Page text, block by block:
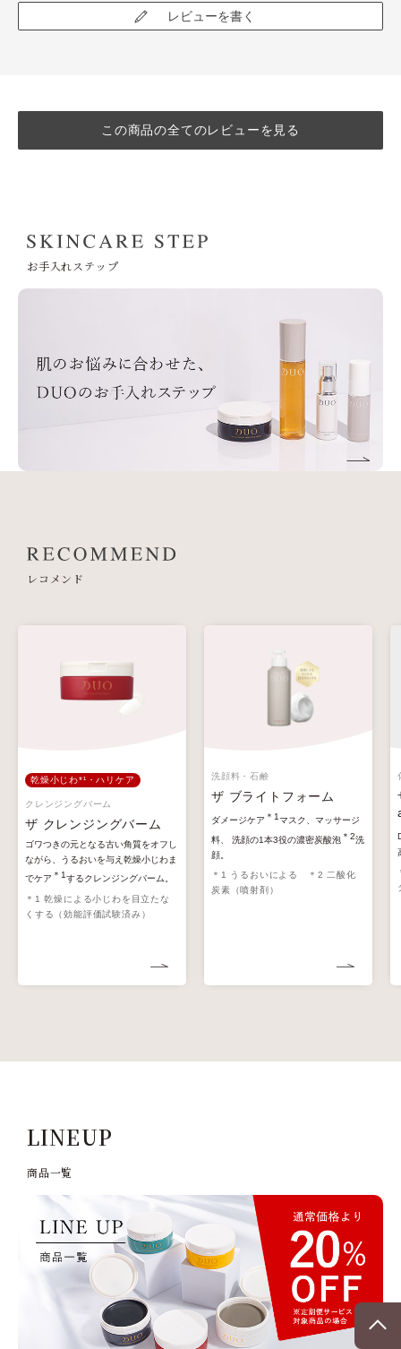
レビューを書く
この商品の全てのレビューを見る
お手入れステップ
レコメンド
乾燥小じわ*¹・ハリケア
クレンジングバーム
ザ クレンジングバーム
ゴワつきの元となる古い角質をオフし
ながら、うるおいを与え乾燥小じわま
でケア ＊1するクレンジングバーム。
＊1 乾燥による小じわを目立たな
くする（効能評価試験済み）
洗顔料・石鹸
ザ ブライトフォーム
ダメージケア ＊1マスク、マッサージ
料、 洗顔の1本3役の濃密炭酸泡 ＊2洗
顔。
＊1 うるおいによる ＊2 二酸化
炭素（噴射剤）
LINEUP
商品⼀覧